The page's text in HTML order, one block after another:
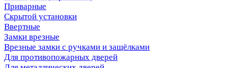
Приварные
Скрытой установки
Ввертные
Замки врезные
Врезные замки с ручками и защёлками
Для противопожарных дверей